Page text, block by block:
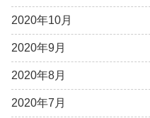
2020年10月
2020年9月
2020年8月
2020年7月